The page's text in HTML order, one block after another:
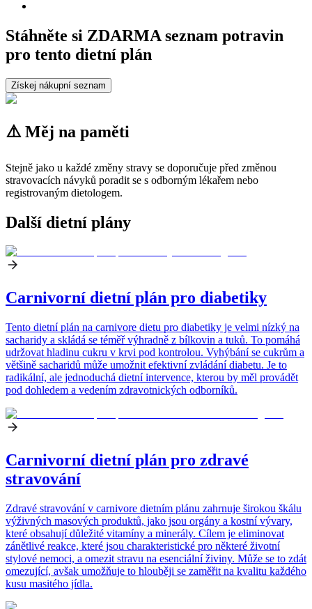
Stáhněte si ZDARMA seznam potravin
pro tento dietní plán
Získej nákupní seznam
⚠️ Měj na paměti
Stejně jako u každé změny stravy se doporučuje před změnou
stravovacích návyků poradit se s odborným lékařem nebo
registrovaným dietologem.
Další dietní plány
Carnivorní dietní plán pro diabetiky
Tento dietní plán na carnivore dietu pro diabetiky je velmi nízký na
sacharidy a skládá se téměř výhradně z bílkovin a tuků. To pomáhá
udržovat hladinu cukru v krvi pod kontrolou. Vyhýbání se cukrům a
většině sacharidů může umožnit efektivní zvládání diabetu. Je to
radikální, ale jednoduchá dietní intervence, kterou by měl provádět
pod dohledem a vedením zdravotnických odborníků.
Carnivorní dietní plán pro zdravé
stravování
Zdravé stravování v carnivore dietním plánu zahrnuje širokou škálu
výživných masových produktů, jako jsou orgány a kostní vývary,
které obsahují důležité vitamíny a minerály. Cílem je eliminovat
zánětlivé reakce, které jsou charakteristické pro některé životní
stylové nemoci, a omezit stravu na esenciální živiny. Může se to zdát
omezující, avšak umožňuje to hlouběji se zaměřit na kvalitu každého
kusu masitého jídla.